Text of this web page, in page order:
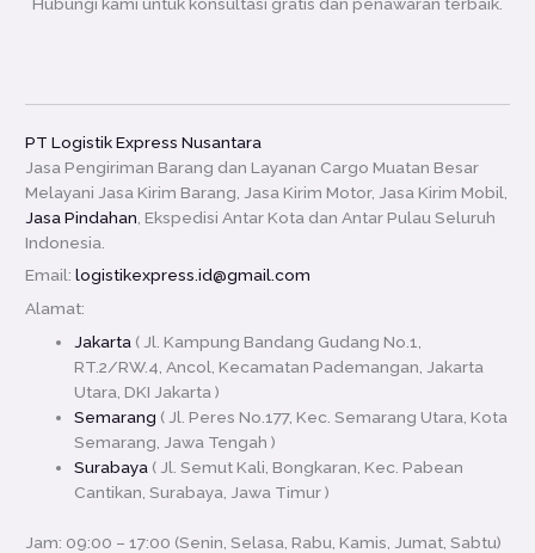
Hubungi kami untuk konsultasi gratis dan penawaran terbaik.
PT Logistik Express Nusantara
Jasa Pengiriman Barang dan Layanan Cargo Muatan Besar
Melayani Jasa Kirim Barang, Jasa Kirim Motor, Jasa Kirim Mobil,
Jasa Pindahan , Ekspedisi Antar Kota dan Antar Pulau Seluruh
Indonesia.
Email:logistikexpress.id@gmail.com
Alamat:
Jakarta ( Jl. Kampung Bandang Gudang No.1,
RT.2/RW.4, Ancol, Kecamatan Pademangan, Jakarta
Utara, DKI Jakarta )
Semarang ( Jl. Peres No.177, Kec. Semarang Utara, Kota
Semarang, Jawa Tengah )
Surabaya ( Jl. Semut Kali, Bongkaran, Kec. Pabean
Cantikan, Surabaya, Jawa Timur )
Jam: 09:00 – 17:00 (Senin, Selasa, Rabu, Kamis, Jumat, Sabtu)